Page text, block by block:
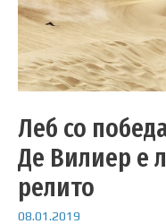
Леб со
Де Вилиер е
релито
08.01.2019